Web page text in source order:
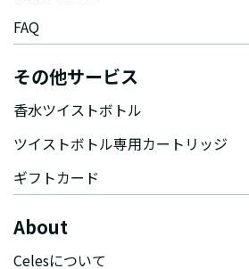
FAQ
その他サービス
香水ツイストボトル
ツイストボトル専用カートリッジ
ギフトカード
About
Celesについて